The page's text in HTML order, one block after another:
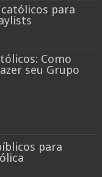
para
Como
seu Grupo
para